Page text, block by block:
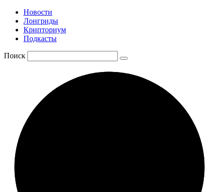
Новости
Лонгриды
Крипториум
Подкасты
Поиск